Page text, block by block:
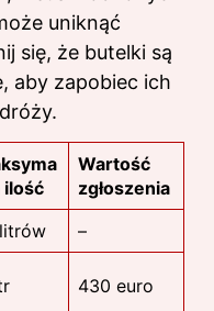
uniknąć
się, że butelki są
aby zapobiec ich
ilość
Wartość
zgłoszenia
–
430 euro